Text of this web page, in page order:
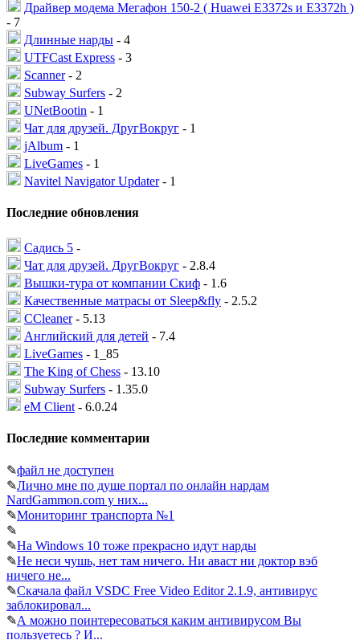
Драйвер модема Мегафон 150-2 ( Huawei E3372s и E3372h )
- 7
Длинные нарды - 4
UTFCast Express - 3
Scanner- 2
Subway Surfers - 2
UNetBootin - 1
Чат для друзей. ДругВокруг - 1
jAlbum - 1
LiveGames - 1
Navitel Navigator Updater- 1
Последние обновления
Садись 5 -
Чат для друзей. ДругВокруг - 2.8.4
Вышки-тура от компании Скиф - 1.6
Качественные матрасы от Sleep&fly - 2.5.2
CCleaner- 5.13
Английский для детей - 7.4
LiveGames - 1_85
The King of Chess - 13.10
Subway Surfers - 1.35.0
eM Client - 6.0.24
Последние комментарии
✎файл не доступен
✎Лично мне по душе портал по онлайн нардам
NardGammon.com у них...
✎Мониторинг транспорта №1
✎
✎На Windows 10 тоже прекрасно идут нарды
✎Не неси чушь, нет там ничего. Ни аваст ни доктор вэб
ничего не...
✎Скачала файл VSDC Free Video Editor 2.1.9, антивирус
заблокировал...
✎А можно поинтересоваться каким антивирусом Вы
пользуетесь ? И...